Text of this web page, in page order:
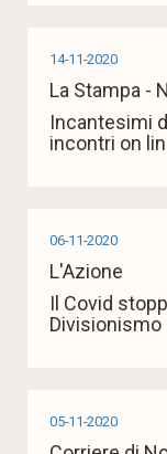
14-11-2020
La Stampa -
Incantesimi
incontri on
06-11-2020
L'Azione
Il Covid
Divisionismo
05-11-2020